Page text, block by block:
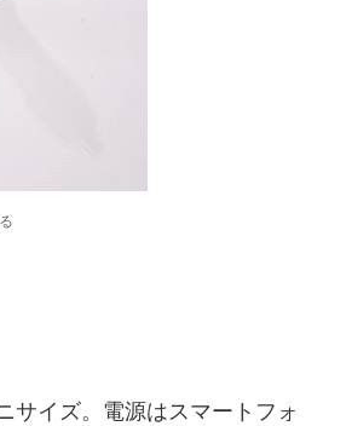
サイズ。電源はスマートフォ